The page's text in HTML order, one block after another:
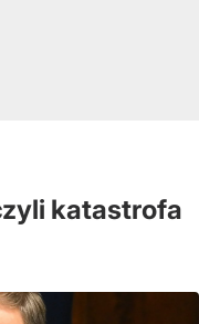
katastrofa